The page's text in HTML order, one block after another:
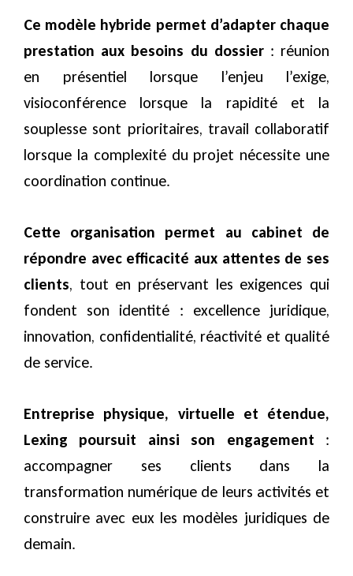
Ce modèle hybride permet d’adapter chaque
prestation aux besoins du dossier: réunion
en présentiel lorsque l’enjeu l’exige,
visioconférence lorsque la rapidité et la
souplesse sont prioritaires, travail collaboratif
lorsque la complexité du projet nécessite une
coordination continue.
Cette organisation permet au cabinet de
répondre avec efficacité aux attentes de ses
clients, tout en préservant les exigences qui
fondent son identité : excellence juridique,
innovation, confidentialité, réactivité et qualité
de service.
Entreprise physique, virtuelle et étendue,
Lexing poursuit ainsi son engagement :
accompagner ses clients dans la
transformation numérique de leurs activités et
construire avec eux les modèles juridiques de
demain.